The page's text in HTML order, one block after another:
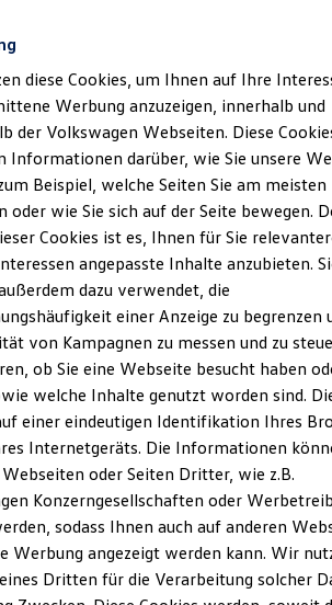
Gewinn
der ID. Modelle
im Winter
unterwegs
Zuhause
und Lebensdauer
Kauf
Förderung
und Konnektivität
ID. Software 6
Versionen und Updates
Extras
zu Ihrem ID.
vereinbaren
anfordern
stellen
diese Cookies, um Ihnen auf Ihre
Werbung anzuzeigen, innerhalb und
der Volkswagen Webseiten. Diese
Informationen darüber, wie Sie unsere
Beispiel, welche Seiten Sie am meisten
oder wie Sie sich auf der Seite bewegen.
Cookies ist es, Ihnen für Sie
angepasste Inhalte anzubieten.
dazu verwendet, die
einer Anzeige zu begrenzen
von Kampagnen zu messen und zu
ob Sie eine Webseite besucht haben
welche Inhalte genutzt worden sind.
einer eindeutigen Identifikation Ihres
Internetgeräts. Die Informationen
oder Seiten Dritter, wie z.B.
Konzerngesellschaften oder
sodass Ihnen auch auf anderen
Werbung angezeigt werden kann. Wir
Dritten für die Verarbeitung solcher